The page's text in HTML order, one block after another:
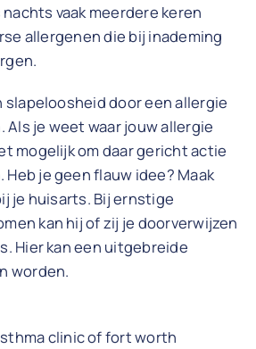
nachts vaak meerdere keren
allergenen die bij inademing
slapeloosheid door een allergie
je weet waar jouw allergie
mogelijk om daar gericht actie
je geen flauw idee? Maak
je huisarts. Bij ernstige
kan hij of zij je doorverwijzen
Hier kan een uitgebreide
worden.
clinic of fort worth